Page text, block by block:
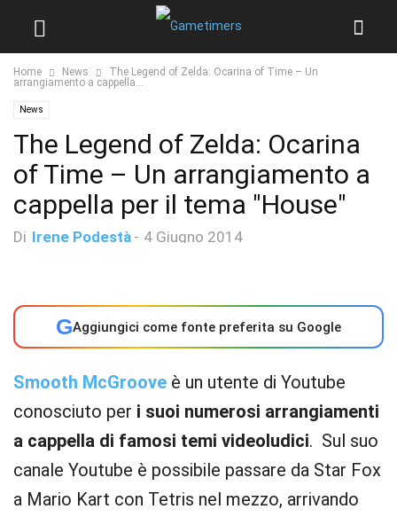
Home News
The Legend of Zelda: Ocarina of Time – Un
arrangiamento a cappella...
News
The Legend of Zelda: Ocarina
of Time – Un arrangiamento a
cappella per il tema "House"
Di Irene Podestà - 4 Giugno 2014
GAggiungici come fonte preferita su Google
Smooth McGroove è un utente di Youtube
conosciuto per i suoi numerosi arrangiamenti
a cappella di famosi temi videoludici. Sul suo
canale Youtube è possibile passare da Star Fox
a Mario Kart con Tetris nel mezzo, arrivando